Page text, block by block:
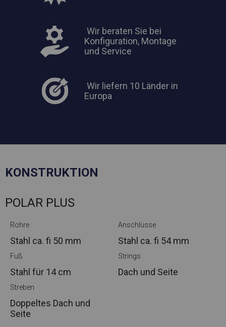
Wir beraten Sie bei
Konfiguration, Montage
und Service
Wir liefern 10 Länder in
Europa
KONSTRUKTION
POLAR PLUS
Rohre
Stahl ca. fi 50 mm
Anschlüsse
Stahl ca. fi 54 mm
Fuß
Stahl für 14 cm
Strings
Dach und Seite
Streben
Doppeltes Dach und
Seite